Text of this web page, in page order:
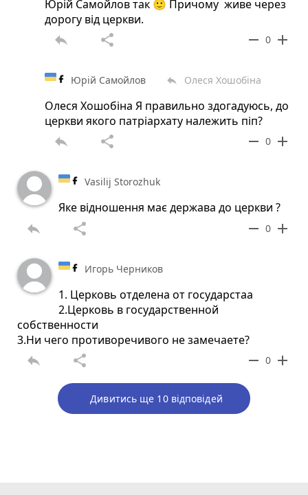
Юрій Самойлов так 🙂 Причому живе через
дорогу від церкви.
reply share remove 0 add
Юрій Самойлов reply Олеся Хошобіна
Олеся Хошобіна Я правильно здогадуюсь, до
церкви якого патріархату належить піп?
reply share remove 0 add
Vasilij Storozhuk
Яке відношення має держава до церкви ?
reply share remove 0 add
Игорь Черников
1. Церковь отделена от государстаа
2.Церковь в государственной
собственности
3.Ни чего противоречивого не замечаете?
reply share remove 0 add
Дивитись ще 10 відповідей